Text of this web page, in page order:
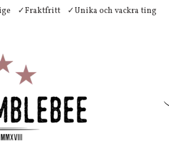
✓Fraktfritt ✓Unika och vackra ting